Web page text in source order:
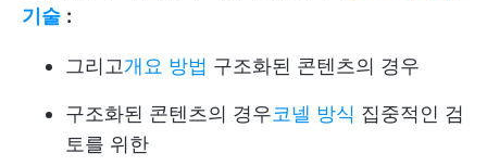
기술 :
그리고개요 방법 구조화된 콘텐츠의 경우
구조화된 콘텐츠의 경우코넬 방식 집중적인 검
토를 위한